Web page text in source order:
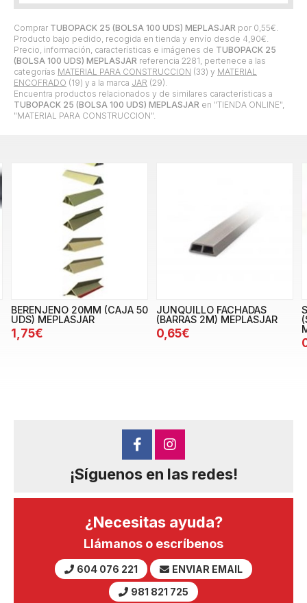
Comprar TUBOPACK 25 (BOLSA 100 UDS) MEPLASJAR por 0,55€
Producto bajo pedido, recogida en tienda y envío desde 4,90€
Precio, información, características e imágenes de TUBOPACK 25
(BOLSA 100 UDS) MEPLASJAR referencia 2281, pertenece a las
categorías MATERIAL PARA CONSTRUCCION (33) y MATERIAL
ENCOFRADO (19) y a la marca JAR (29).
Encuentra productos relacionados y de similares características a
TUBOPACK 25 (BOLSA 100 UDS) MEPLASJAR en "TIENDA ONLINE",
"MATERIAL PARA CONSTRUCCION".
BERENJENO 20MM (CAJA 50
UDS) MEPLASJAR
1,75€
JUNQUILLO FACHADAS
(BARRAS 2M) MEPLASJAR
0,65€
¡Síguenos en las redes!
¿Necesitas ayuda?
Llámanos o escríbenos
604 076 221
ENVIAR EMAIL
981 821 725